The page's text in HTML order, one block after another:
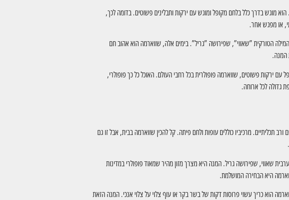
מוגש בדרך כלל בלחם מקופל ומוגש עם ירקות ותבלינים פשוטים. בדומה לכך,
או מפגש אחר.
הטורקית ”שאווי”, שפירושה ”גריל”. בימים אלה, שווארמה הוא אהוב חם
המנה.
ירקות פשוטים, שווארמה פופולרית בכל רחבי העולם. האוכל כל כך פופולרי,
גדולה לכל ארוחה.
תכליתיים. מרכיביו כוללים עופות ולחם פיתה. קל להכין שווארמה בבית, אבל זו גם
שאווי, שפירושה גריל. המנה היא מצרך מזון מהיר שמאוד פופולרי במדינות
היא הבחירה המושלמת.
הוא כריך עשוי פרוסות דקות של בשר בקר או עוף צלוי על צלוי אנכי. המנה הזאת